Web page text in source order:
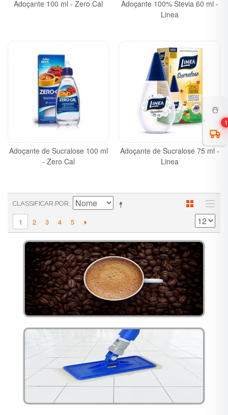
Adoçante 100 ml - Zero Cal
Adoçante 100% Stevia 60 ml -
Linea
Adoçante de Sucralose 100 ml
- Zero Cal
Adoçante de Sucralose 75 ml -
Linea
CLASSIFICAR POR
1 2 3 4 5
☃️
1